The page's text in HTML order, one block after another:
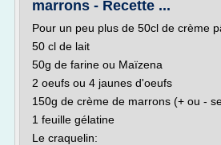
marrons - Recette ...
Pour un peu plus de 50cl de crème
50 cl de lait
50g de farine ou Maïzena
2 oeufs ou 4 jaunes d'oeufs
150g de crème de marrons (+ ou -
1 feuille gélatine
Le craquelin: